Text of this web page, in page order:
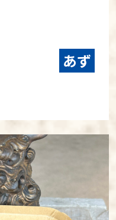
あず